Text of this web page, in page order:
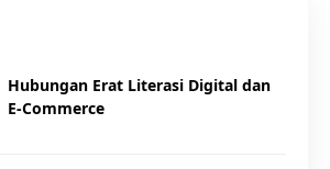
Hubungan Erat Literasi Digital dan
E-Commerce